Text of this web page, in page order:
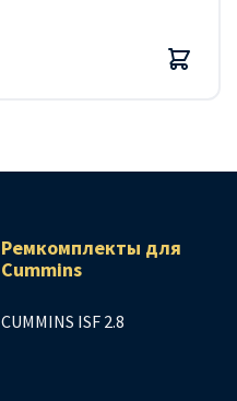
Ремкомплекты для
Сummins
CUMMINS ISF 2.8